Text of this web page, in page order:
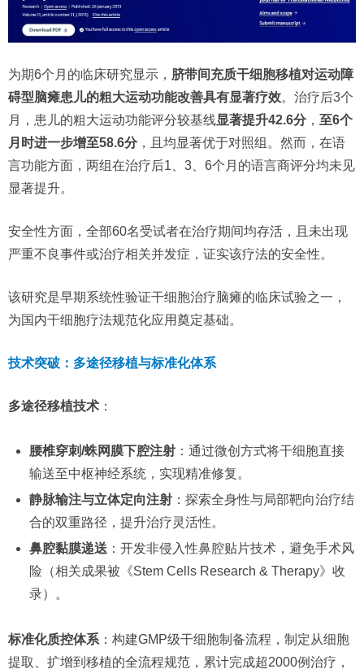
为期6个月的临床研究显示， 脐带间充质干细胞移植对运动障
碍型脑瘫患儿的粗大运动功能改善具有显著疗效。治疗后3个
月，患儿的粗大运动功能评分较基线显著提升42.6分， 至6个
月时进一步增至58.6分，且均显著优于对照组。然而，在语
言功能方面，两组在治疗后1、3、6个月的语言商评分均未见
显著提升。
安全性方面，全部60名受试者在治疗期间均存活，且未出现
严重不良事件或治疗相关并发症，证实该疗法的安全性。
该研究是早期系统性验证干细胞治疗脑瘫的临床试验之一，
为国内干细胞疗法规范化应用奠定基础。
技术突破：多途径移植与标准化体系
多途径移植技术 ：
腰椎穿刺/蛛网膜下腔注射：通过微创方式将干细胞直接
输送至中枢神经系统，实现精准修复。
静脉输注与立体定向注射：探索全身性与局部靶向治疗结
合的双重路径，提升治疗灵活性。
鼻腔黏膜递送 ：开发非侵入性鼻腔贴片技术，避免手术风
险（相关成果被《Stem Cells Research & Therapy》收
录）。
标准化质控体系 ：构建GMP级干细胞制备流程，制定从细胞
提取、扩增到移植的全流程规范，累计完成超2000例治疗，